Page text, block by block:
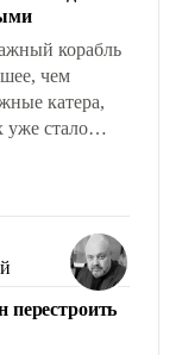
корабль
чем
катера,
уже стало
по созданию
сложна и
поднимет